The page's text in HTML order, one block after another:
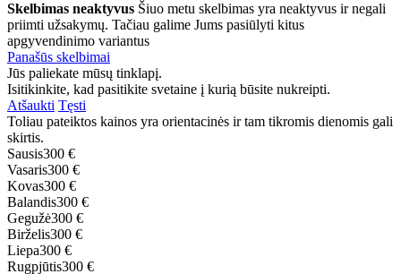
Skelbimas neaktyvus Šiuo metu skelbimas yra neaktyvus ir negali
priimti užsakymų. Tačiau galime Jums pasiūlyti kitus
apgyvendinimo variantus
Panašūs skelbimai
Jūs paliekate mūsų tinklapį.
Isitikinkite, kad pasitikite svetaine į kurią būsite nukreipti.
Atšaukti Tęsti
Toliau pateiktos kainos yra orientacinės ir tam tikromis dienomis gali
skirtis.
Sausis300 €
Vasaris300 €
Kovas300 €
Balandis300 €
Gegužė300 €
Birželis300 €
Liepa300 €
Rugpjūtis300 €